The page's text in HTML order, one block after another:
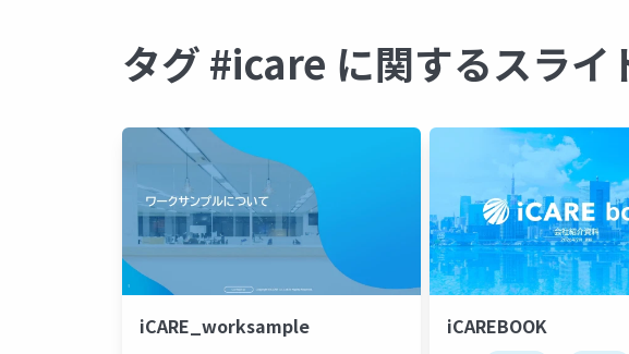
タグ #icare に関するスライ
iCARE_worksample iCAREBOOK